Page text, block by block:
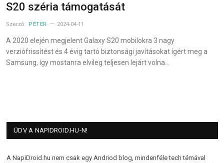
S20 széria támogatását
Szerző: PÉTER 2024-04-11
A 2020 elején megjelent Galaxy S20 mobilokra 3 nagy
verziófrissítést és 4 évig tartó biztonsági javításokat ígért meg a
Samsung, így mostanra elvileg teljesen lejárt volna…
ÜDV A NAPIDROID.HU-N!
A NapiDroid.hu nem csak egy Andriod blog, mindenféle tech témával